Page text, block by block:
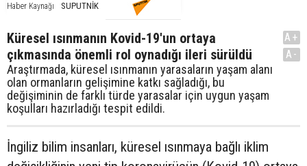
Haber Kaynağı SUPUTNİK
Küresel ısınmanın Kovid-19'un ortaya
çıkmasında önemli rol oynadığı ileri sürüldü
Araştırmada, küresel ısınmanın yarasaların yaşam alanı
olan ormanların gelişimine katkı sağladığı, bu
değişiminin de farklı türde yarasalar için uygun yaşam
koşulları hazırladığı tespit edildi.
A+
A-
İngiliz bilim insanları, küresel ısınmaya bağlı iklim